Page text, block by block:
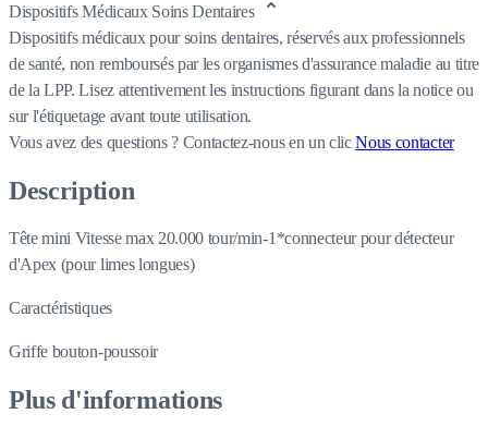
Dispositifs Médicaux Soins Dentaires
Dispositifs médicaux pour soins dentaires, réservés aux professionnels
de santé, non remboursés par les organismes d'assurance maladie au titre
de la LPP. Lisez attentivement les instructions figurant dans la notice ou
sur l'étiquetage avant toute utilisation.
Vous avez des questions ? Contactez-nous en un clicNous contacter
Description
Tête mini Vitesse max 20.000 tour/min-1*connecteur pour détecteur
d'Apex (pour limes longues)
Caractéristiques
Griffe bouton-poussoir
Plus d'informations